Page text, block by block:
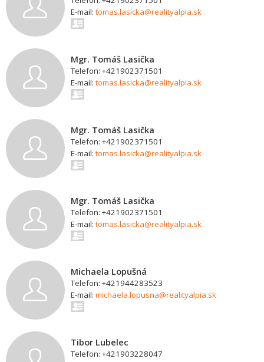
E-mail: tomas.lasicka@realityalpia.sk
Mgr. Tomáš Lasička
Telefon: +421902371501
E-mail: tomas.lasicka@realityalpia.sk
Mgr. Tomáš Lasička
Telefon: +421902371501
E-mail: tomas.lasicka@realityalpia.sk
Mgr. Tomáš Lasička
Telefon: +421902371501
E-mail: tomas.lasicka@realityalpia.sk
Michaela Lopušná
Telefon: +421944283523
E-mail: michaela.lopusna@realityalpia.sk
Tibor Lubelec
Telefon: +421903228047